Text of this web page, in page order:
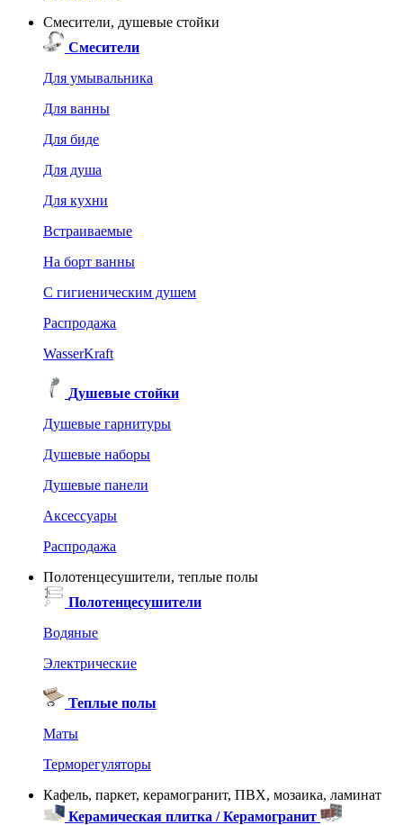
Смесители, душевые стойки
Смесители
Для умывальника
Для ванны
Для биде
Для душа
Для кухни
Встраиваемые
На борт ванны
C гигиеническим душем
Распродажа
WasserKraft
Душевые стойки
Душевые гарнитуры
Душевые наборы
Душевые панели
Аксессуары
Распродажа
Полотенцесушители, теплые полы
Полотенцесушители
Водяные
Электрические
Теплые полы
Маты
Терморегуляторы
Кафель, паркет, керамогранит, ПВХ, мозаика, ламинат
Керамическая плитка / Керамогранит